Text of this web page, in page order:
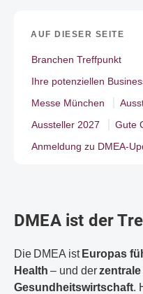
AUF DIESER SEITE
Branchen Treffpunkt
Ihre potenziellen
Messe München
Aussteller 2027
Gute
Anmeldung zu DMEA-
DMEA ist der
Die DMEA ist Europas
Health – und der
Gesundheitswirtschaft.